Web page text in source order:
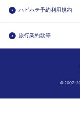
ハピホテ予約利用規約
旅行業約款等
© 2007-